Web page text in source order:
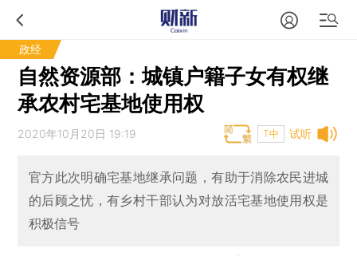
政经
自然资源部：城镇户籍子女有权继
承农村宅基地使用权
试听
2020年10月20日 19:19 T中
官方此次明确宅基地继承问题，有助于消除农民进城
的后顾之忧，有乡村干部认为对放活宅基地使用权是
积极信号